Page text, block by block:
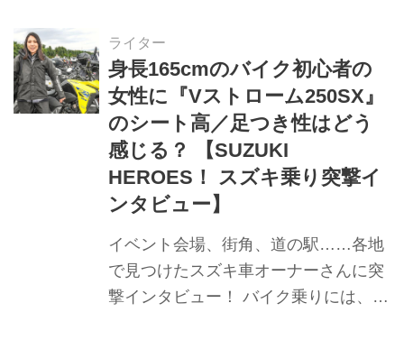
ライター
身長165cmのバイク初心者の
女性に『Vストローム250SX』
のシート高／足つき性はどう
感じる？ 【SUZUKI
HEROES！ スズキ乗り突撃イ
ンタビュー】
イベント会場、街角、道の駅……各地
で見つけたスズキ車オーナーさんに突
撃インタビュー！ バイク乗りには、バ